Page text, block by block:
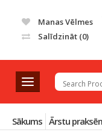
Manas Vēlmes
Salīdzināt (0)
T
o
g
g
l
Sākums Ārstu